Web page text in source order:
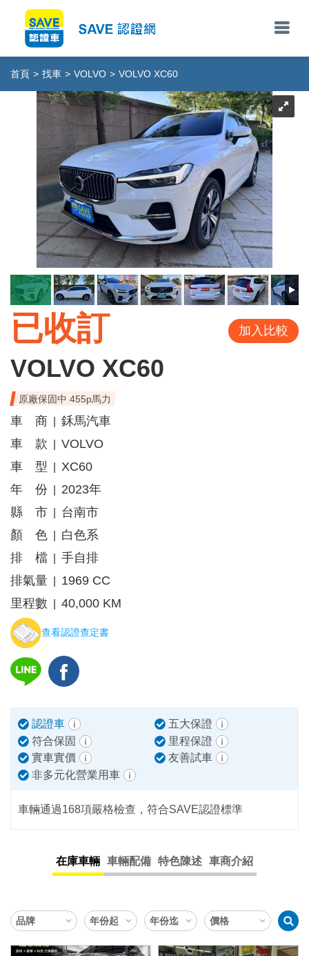
首頁 > 找車 > VOLVO > VOLVO XC60
已收訂 加入比較
VOLVO XC60
原廠保固中 455p馬力
車 商
鉌馬汽車
車 款
VOLVO
車 型
XC60
年 份
2023年
縣 市
台南市
顏 色
白色系
排 檔
手自排
排氣量
1969 CC
里程數
40,000 KM
查看認證查定書
認證車
五大保證
符合保固
里程保證
實車實價
友善試車
非多元化營業用車
車輛通過168項嚴格檢查，符合SAVE認證標準
在庫車輛 車輛配備 特色陳述 車商介紹